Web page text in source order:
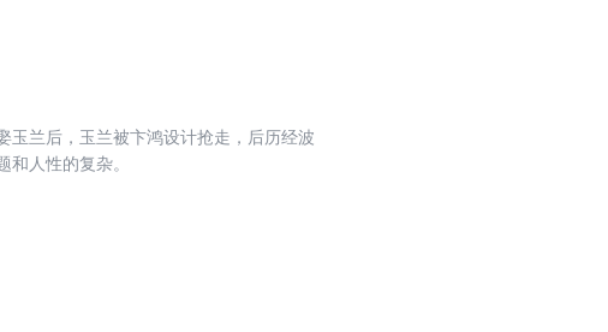
玉兰后，玉兰被卞鸿设计抢走，后历经波
人性的复杂。